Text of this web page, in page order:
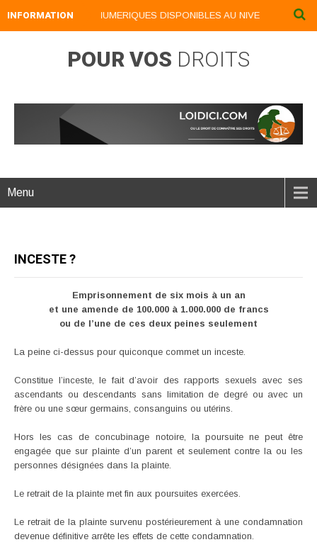
INFORMATION
NOS LIVRES NUMERIQUES DISPONIBLES AU NIVEAU DU
POUR VOS DROITS
Menu
INCESTE ?
Emprisonnement de six mois à un an
et une amende de 100.000 à 1.000.000 de francs
ou de l’une de ces deux peines seulement
La peine ci-dessus pour quiconque commet un inceste.
Constitue l’inceste, le fait d’avoir des rapports sexuels avec ses
ascendants ou descendants sans limitation de degré ou avec un
frère ou une sœur germains, consanguins ou utérins.
Hors les cas de concubinage notoire, la poursuite ne peut être
engagée que sur plainte d’un parent et seulement contre la ou les
personnes désignées dans la plainte.
Le retrait de la plainte met fin aux poursuites exercées.
Le retrait de la plainte survenu postérieurement à une condamnation
devenue définitive arrête les effets de cette condamnation.